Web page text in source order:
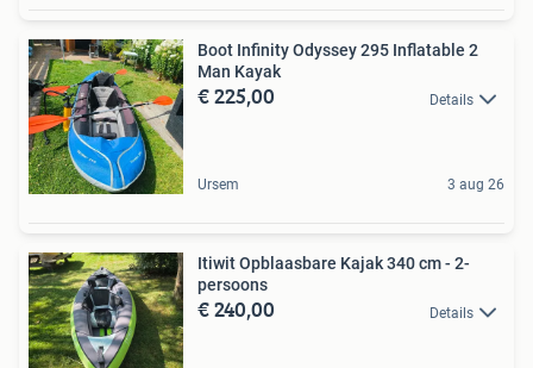
Boot Infinity Odyssey 295 Inflatable 2
Man Kayak
€ 225,00 Details
Ursem 3 aug 26
Itiwit Opblaasbare Kajak 340 cm - 2-
persoons
€ 240,00 Details